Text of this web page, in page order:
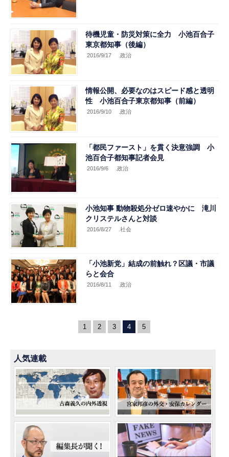
待機児童・防災対策に全力 小池百合子
東京都知事（後編）
2016/9/17 .政治
情報公開、必要なのはスピード感と透明
性 小池百合子東京都知事（前編）
2016/9/10 .政治
「都民ファースト」を貫く決意強調 小
池百合子都知事記者会見
2016/9/6 .政治
小池知事 動物殺処分ゼロ速やかに 滝川
クリステルさんと対談
2016/8/27 .社会
「小池新党」結成の前触れ？区議・市議
らと会合
2016/8/11 .政治
1 2 3 4 5
人気連載